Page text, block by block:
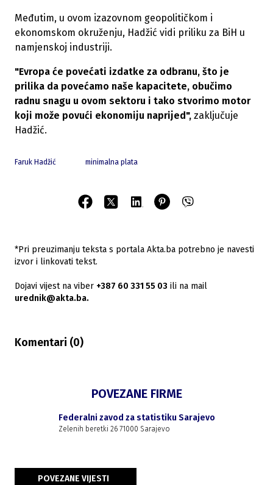
Međutim, u ovom izazovnom geopolitičkom i
ekonomskom okruženju, Hadžić vidi priliku za BiH u
namjenskoj industriji.
"Evropa će povećati izdatke za odbranu, što je
prilika da povećamo naše kapacitete, obučimo
radnu snagu u ovom sektoru i tako stvorimo motor
koji može povući ekonomiju naprijed", zaključuje
Hadžić.
Faruk Hadžić minimalna plata
*Pri preuzimanju teksta s portala Akta.ba potrebno je navesti
izvor i linkovati tekst.
Dojavi vijest na viber +387 60 331 55 03 ili na mail
urednik@akta.ba.
Komentari (0)
POVEZANE FIRME
Federalni zavod za statistiku Sarajevo
Zelenih beretki 26 71000 Sarajevo
POVEZANE VIJESTI